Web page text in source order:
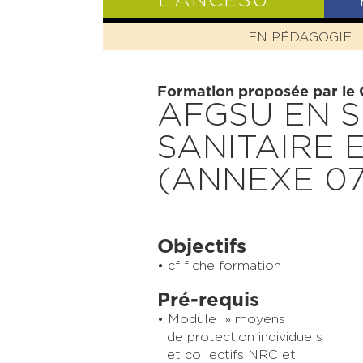
PRÉSENTATION
EN PÉDAGOGIE
Formation proposée par le
AFGSU EN
SANITAIRE
(ANNEXE
Objectifs
cf fiche formation
Pré-requis
Module » moyens
de protection individuels
et collectifs NRC et